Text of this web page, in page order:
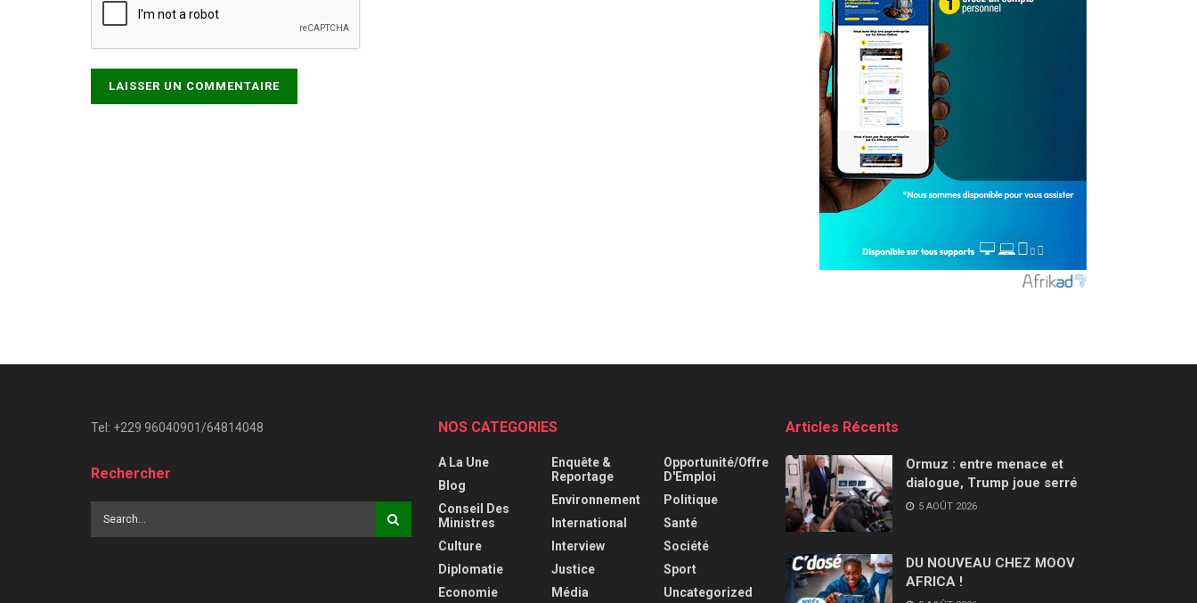
Tel: +229 96040901/64814048
Rechercher
NOS CATEGORIES
A La Une
Blog
Conseil Des
Ministres
Culture
Diplomatie
Economie
Enquête &
Reportage
Environnement
International
Interview
Justice
Média
Opportunité/Offre
D'Emploi
Politique
Santé
Société
Sport
Uncategorized
Articles Récents
Ormuz : entre menace et
dialogue, Trump joue serré
5 AOÛT 2026
DU NOUVEAU CHEZ MOOV
AFRICA !